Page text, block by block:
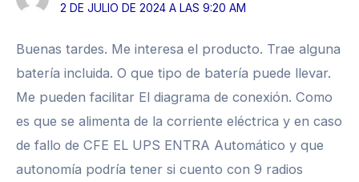
2 DE JULIO DE 2024 A LAS 9:20 AM
Buenas tardes. Me interesa el producto. Trae alguna
batería incluida. O que tipo de batería puede llevar.
Me pueden facilitar El diagrama de conexión. Como
es que se alimenta de la corriente eléctrica y en caso
de fallo de CFE EL UPS ENTRA Automático y que
autonomía podría tener si cuento con 9 radios